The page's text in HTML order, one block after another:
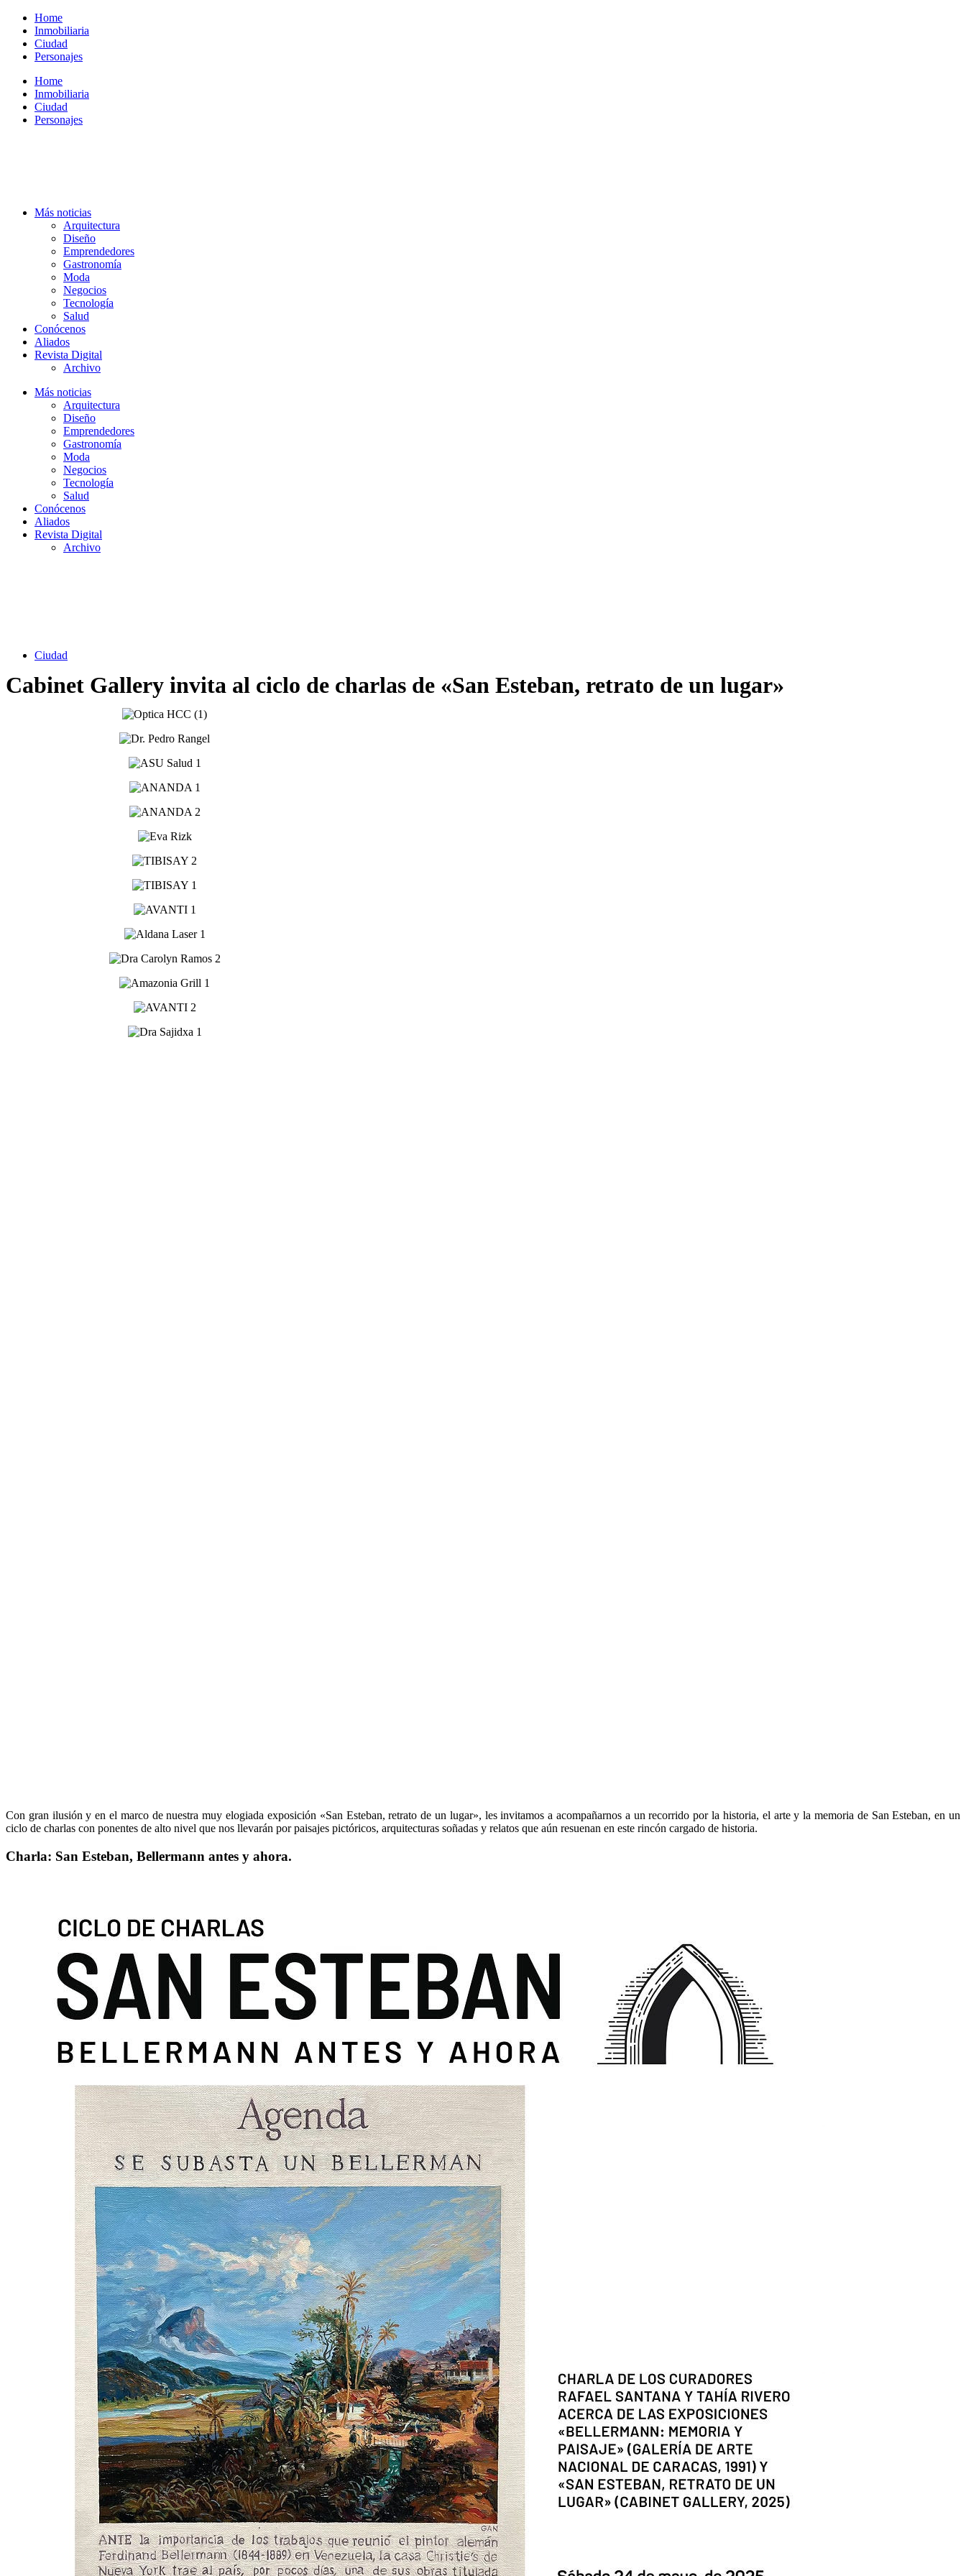
contenido
Home
Inmobiliaria
Ciudad
Personajes
Home
Inmobiliaria
Ciudad
Personajes
Más noticias
Arquitectura
Diseño
Emprendedores
Gastronomía
Moda
Negocios
Tecnología
Salud
Conócenos
Aliados
Revista Digital
Archivo
Más noticias
Arquitectura
Diseño
Emprendedores
Gastronomía
Moda
Negocios
Tecnología
Salud
Conócenos
Aliados
Revista Digital
Archivo
Ciudad
Cabinet Gallery invita al ciclo de charlas de «San Esteban, retrato de un lugar»
Con gran ilusión y en el marco de nuestra muy elogiada exposición «San Esteban, retrato de un lugar», les invitamos a acompañarnos a un recorrido por la historia, el arte y la memoria de San Esteban, en un
ciclo de charlas con ponentes de alto nivel que nos llevarán por paisajes pictóricos, arquitecturas soñadas y relatos que aún resuenan en este rincón cargado de historia.
Charla: San Esteban, Bellermann antes y ahora.